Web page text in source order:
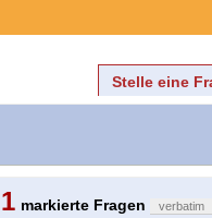
Stelle eine
1 markierte Fragen verbatim